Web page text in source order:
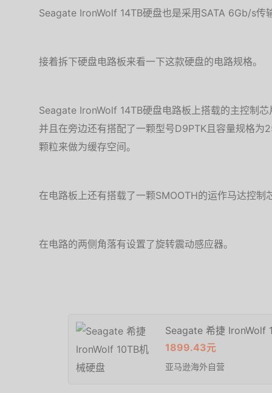
Seagate IronWolf 14TB硬盘也是采用SATA 6Gb/s传
接着拆下硬盘电路板来看一下这款硬盘的电路规格。
Seagate IronWolf 14TB硬盘电路板上搭载的主控制
并且在旁边还有搭配了一颗型号D9PTK且容量规格
颗粒来做为缓存空间。
在电路板上还有搭载了一颗SMOOTH的运作马达控制
在电路的两侧角落有设置了旋转震动感应器。
Seagate 希捷 IronWolf
1899.43元
亚马逊海外自营